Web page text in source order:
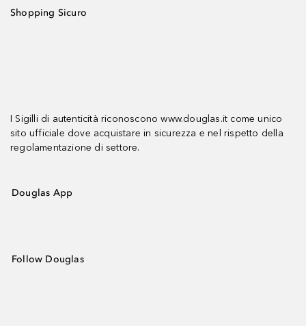
Shopping Sicuro
I Sigilli di autenticità riconoscono www.douglas.it come unico
sito ufficiale dove acquistare in sicurezza e nel rispetto della
regolamentazione di settore.
Douglas App
Follow Douglas